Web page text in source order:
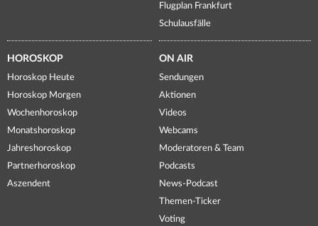
Flugplan Frankfurt
Schulausfälle
HOROSKOP
Horoskop Heute
Horoskop Morgen
Wochenhoroskop
Monatshoroskop
Jahreshoroskop
Partnerhoroskop
Aszendent
ON AIR
Sendungen
Aktionen
Videos
Webcams
Moderatoren & Team
Podcasts
News-Podcast
Themen-Ticker
Voting